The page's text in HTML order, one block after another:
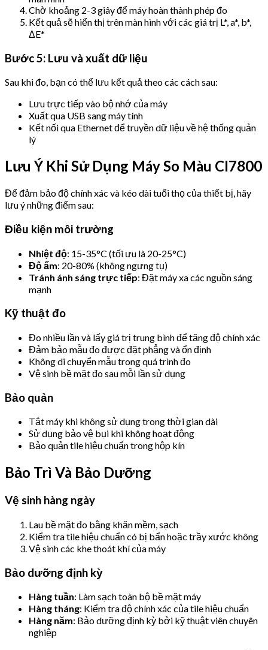
Chờ khoảng 2-3 giây để máy hoàn thành phép đo
Kết quả sẽ hiển thị trên màn hình với các giá trị L*, a*, b*,
ΔE*
Bước 5: Lưu và xuất dữ liệu
Sau khi đo, bạn có thể lưu kết quả theo các cách sau:
Lưu trực tiếp vào bộ nhớ của máy
Xuất qua USB sang máy tính
Kết nối qua Ethernet để truyền dữ liệu về hệ thống quản
lý
Lưu Ý Khi Sử Dụng Máy So Màu CI7800
Để đảm bảo độ chính xác và kéo dài tuổi thọ của thiết bị, hãy
lưu ý những điểm sau:
Điều kiện môi trường
Nhiệt độ: 15-35°C (tối ưu là 20-25°C)
Độ ẩm: 20-80% (không ngưng tụ)
Tránh ánh sáng trực tiếp: Đặt máy xa các nguồn sáng
mạnh
Kỹ thuật đo
Đo nhiều lần và lấy giá trị trung bình để tăng độ chính xác
Đảm bảo mẫu đo được đặt phẳng và ổn định
Không di chuyển mẫu trong quá trình đo
Vệ sinh bề mặt đo sau mỗi lần sử dụng
Bảo quản
Tắt máy khi không sử dụng trong thời gian dài
Sử dụng bảo vệ bụi khi không hoạt động
Bảo quản tile hiệu chuẩn trong hộp kín
Bảo Trì Và Bảo Dưỡng
Vệ sinh hàng ngày
Lau bề mặt đo bằng khăn mềm, sạch
Kiểm tra tile hiệu chuẩn có bị bẩn hoặc trầy xước không
Vệ sinh các khe thoát khí của máy
Bảo dưỡng định kỳ
Hàng tuần: Làm sạch toàn bộ bề mặt máy
Hàng tháng: Kiểm tra độ chính xác của tile hiệu chuẩn
Hàng năm: Bảo dưỡng định kỳ bởi kỹ thuật viên chuyên
nghiệp